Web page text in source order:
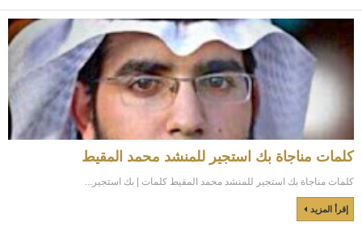
كلمات مناجاة بك استجير للمنشد محمد المقيط
كلمات مناجاة بك استجير للمنشد محمد المقيط كلمات | بك استجير...
إقرأ المزيد